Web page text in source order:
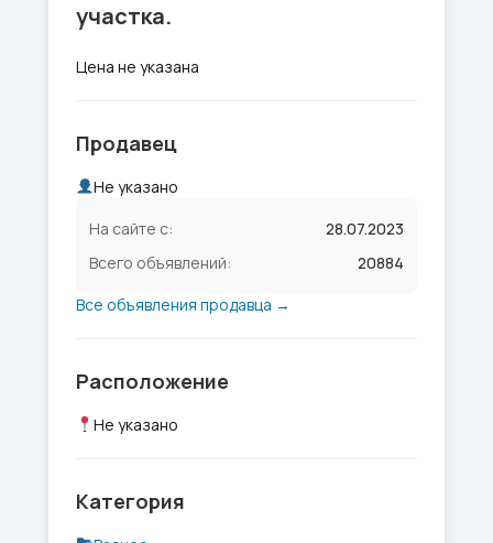
участка.
Цена не указана
Продавец
Не указано
На сайте с:
28.07.2023
Всего объявлений:
20884
Все объявления продавца →
Расположение
Не указано
Категория